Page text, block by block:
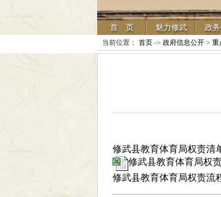
首 页 魅力修武 政
当前位置： 首页 -> 政府信息公开> 重
修武县教育体育局权责清
修武县教育体育局权
修武县教育体育局权责流